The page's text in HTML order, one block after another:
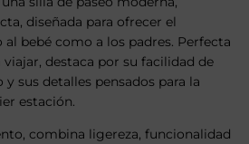
diseñada para ofrecer el
bebé como a los padres. Perfecta
viajar, destaca por su facilidad de
sus detalles pensados para la
estación.
combina ligereza, funcionalidad